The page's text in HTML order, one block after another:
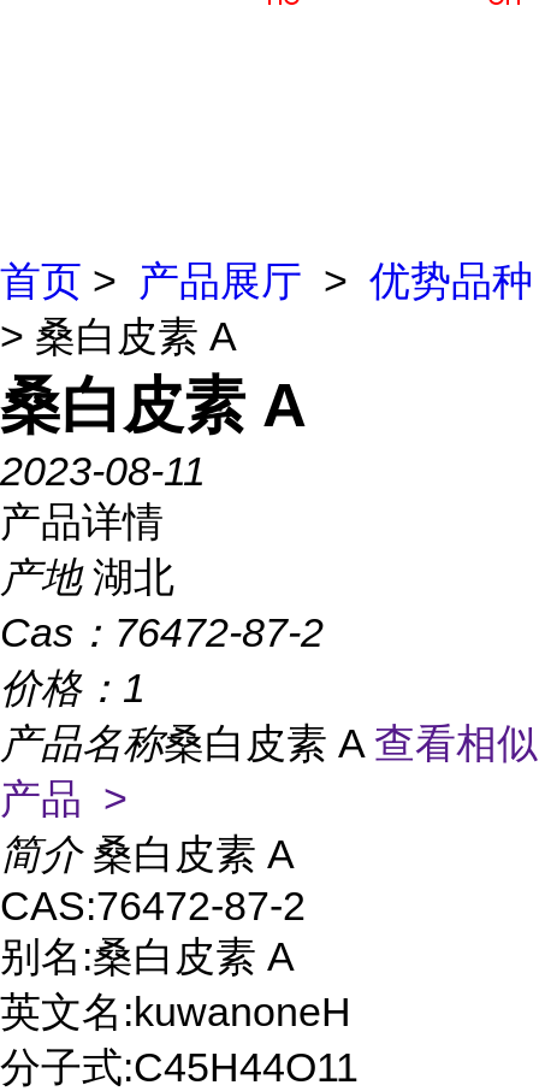
首页 > 产品展厅 > 优势品种
> 桑白皮素 A
桑白皮素 A
2023-08-11
产品详情
产地 湖北
Cas： 76472-87-2
价格： 1
产品名称桑白皮素 A 查看相似
产品 >
简介 桑白皮素 A
CAS:76472-87-2
别名:桑白皮素 A
英文名:kuwanoneH
分子式:C45H44O11